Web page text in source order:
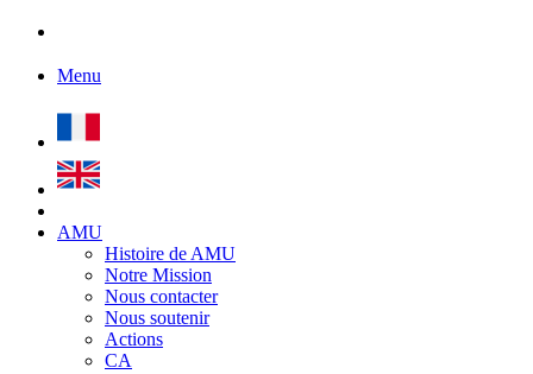
Menu
AMU
Histoire de AMU
Notre Mission
Nous contacter
Nous soutenir
Actions
CA